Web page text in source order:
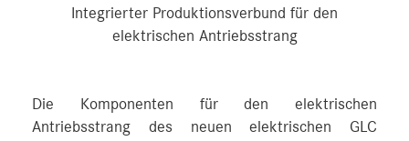
Integrierter Produktionsverbund für den
elektrischen Antriebsstrang
Die Komponenten für den elektrischen
Antriebsstrang des neuen elektrischen GLC